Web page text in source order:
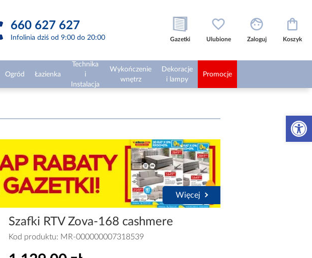
Otwórz
660 627 627
Infolinia dziś od 9:00 do 20:00 Gazetki Ulubione Zaloguj Koszyk
Ogród Łazienka
Technika
i
Instalacja
Wykończenie
wnętrz
Dekoracje
i lampy
Promocje
Więcej
Szafki RTV Zova-168 cashmere
Kod produktu: MR-000000007318539